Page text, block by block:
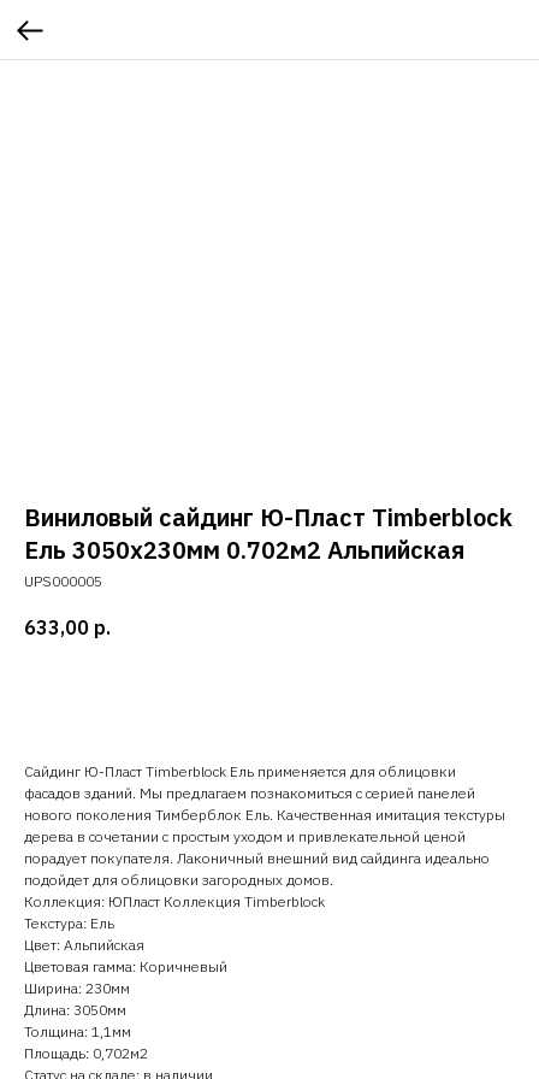
Виниловый сайдинг Ю-Пласт Timberblock
Ель 3050х230мм 0.702м2 Альпийская
UPS000005
633,00 р.
Сайдинг Ю-Пласт Timberblock Ель применяется для облицовки
фасадов зданий. Мы предлагаем познакомиться с серией панелей
нового поколения Тимберблок Ель. Качественная имитация текстуры
дерева в сочетании с простым уходом и привлекательной ценой
порадует покупателя. Лаконичный внешний вид сайдинга идеально
подойдет для облицовки загородных домов.
Коллекция: ЮПласт Коллекция Timberblock
Текстура: Ель
Цвет: Альпийская
Цветовая гамма: Коричневый
Ширина: 230мм
Длина: 3050мм
Толщина: 1,1мм
Площадь: 0,702м2
Статус на складе: в наличии